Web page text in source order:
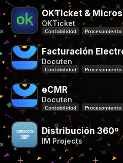
OKTicket &
OKTicket
Contabilidad
Facturación
Docuten
Contabilidad
eCMR
Docuten
Contabilidad
Distribución 360º
IM Projects